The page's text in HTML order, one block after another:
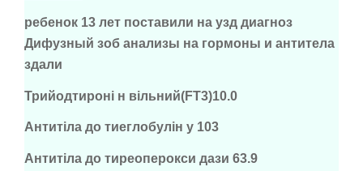
ребенок 13 лет поставили на узд диагноз
Дифузный зоб анализы на гормоны и антитела
здали
Трийодтироні н вільний(FT3)10.0
Антитіла до тиеглобулін у 103
Антитіла до тиреоперокси дази 63.9